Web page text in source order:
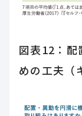
図表12：配
めの工夫（